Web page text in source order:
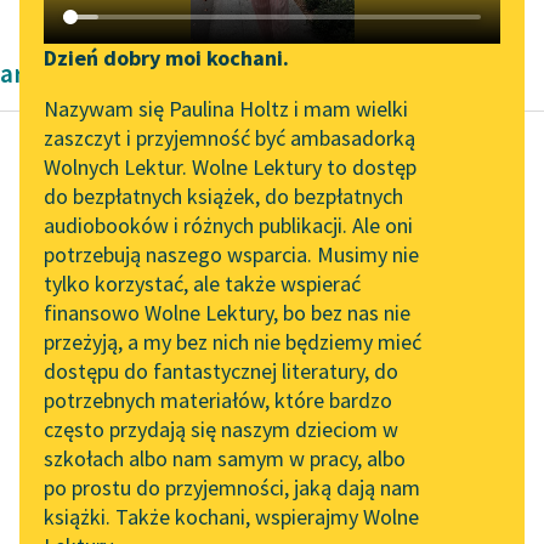
Katalog DAISY
Podkasty o książkach
Zgłoś brak utworu
Aktualności
„Prokurator Alicja Horn”
do słuchania
Byliśmy częścią AI Impact
Lab
Zapraszamy na spotkanie
online z tłumaczkami
literatury skandynawskiej
Spotkanie z Katarzyną
Tunkiel w Oslo
102. lata temu zmarł
Joseph Conrad
Narzędzia
Mapa Wolnych Lektur
Leśmianator
Przewodnik dla piszących i
czytających
API
OAI-PMH
Widget Wolnych Lektur
Przypisy
Dzień dobry moi kochani.
Nazywam się Paulina Holtz i mam wielki
zaszczyt i przyjemność być ambasadorką
Wolnych Lektur. Wolne Lektury to dostęp
do bezpłatnych książek, do bezpłatnych
audiobooków i różnych publikacji. Ale oni
potrzebują naszego wsparcia. Musimy nie
tylko korzystać, ale także wspierać
finansowo Wolne Lektury, bo bez nas nie
przeżyją, a my bez nich nie będziemy mieć
dostępu do fantastycznej literatury, do
potrzebnych materiałów, które bardzo
często przydają się naszym dzieciom w
szkołach albo nam samym w pracy, albo
po prostu do przyjemności, jaką dają nam
książki. Także kochani, wspierajmy Wolne
artykuły naukowe Kazimierza Wyki
Kazimierz Wyka
Modernizm polski
Od czasu romantyzmu
ustaliło się, że nowe
formy wyrazu, nowe
typy uczuciowości
wytwarza najpierw
liryka...
Czytaj więcej